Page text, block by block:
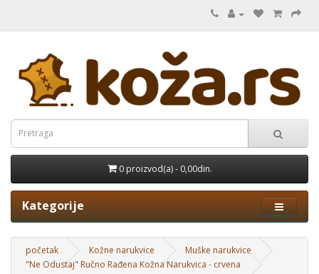
0 proizvod(a) - 0,00din.
Kategorije
početak Kožne narukvice
Muške narukvice
"Ne Odustaj" Ručno Rađena Kožna Narukvica - crvena